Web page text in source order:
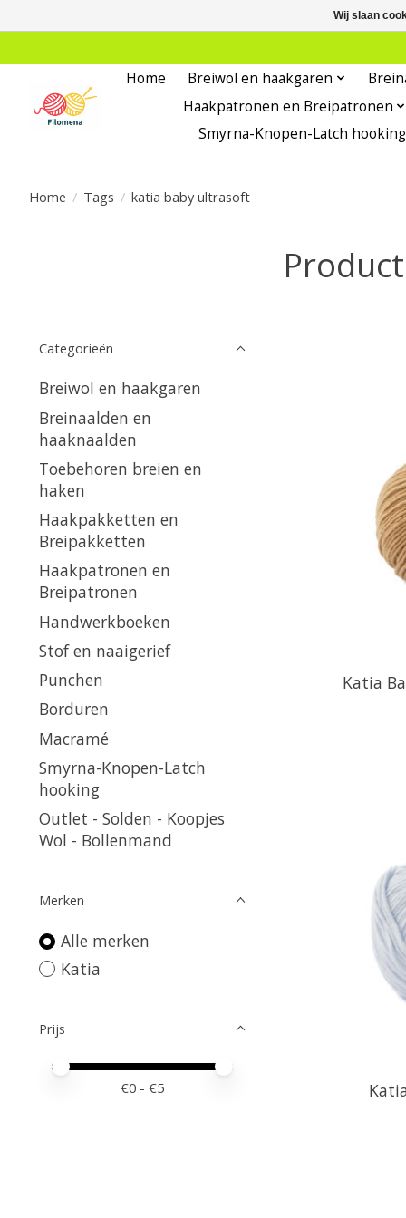
Home Breiwol en haakgaren
Haakpatronen en Breipatronen
Smyrna-Knopen-Latch hooking
Home / Tags / katia baby ultrasoft
Categorieën
Breiwol en haakgaren
Breinaalden en
haaknaalden
Toebehoren breien en
haken
Haakpakketten en
Breipakketten
Haakpatronen en
Breipatronen
Handwerkboeken
Stof en naaigerief
Punchen
Borduren
Macramé
Smyrna-Knopen-Latch
hooking
Outlet - Solden - Koopjes
Wol - Bollenmand
Merken
Alle merken
Katia
Prijs
Minimale prijswaarde
Price maximum value
€0 - €5
Katia
Wij slaan